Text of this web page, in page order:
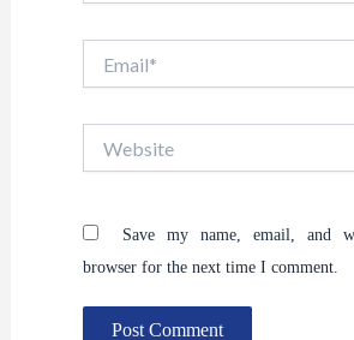
Save my name, email, and
browser for the next time I comment.